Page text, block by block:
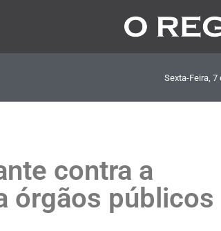
Sexta-Feira, 7
contra a
órgãos públicos